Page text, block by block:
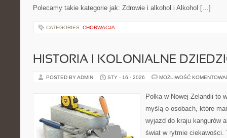
Polecamy takie kategorie jak: Zdrowie i alkohol i Alkohol […]
CATEGORIES: CHORWACJA
HISTORIA I KOLONIALNE
POSTED BY ADMIN STY - 16 - 2026 MOŻLIWOŚĆ
Polka w Nowej Zelandii to
myślą o osobach, które
wyjazd do kraju kangurów
świat w rytmie ciekawości.